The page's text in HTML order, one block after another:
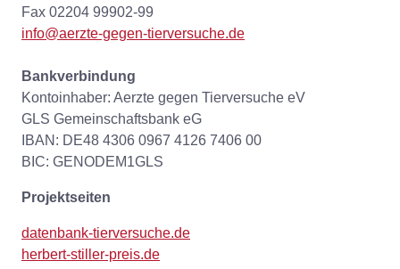
Fax 02204 99902-99
info@aerzte-gegen-tierversuche.de
Bankverbindung
Kontoinhaber: Aerzte gegen Tierversuche eV
GLS Gemeinschaftsbank eG
IBAN: DE48 4306 0967 4126 7406 00
BIC: GENODEM1GLS
Projektseiten
datenbank-tierversuche.de
herbert-stiller-preis.de